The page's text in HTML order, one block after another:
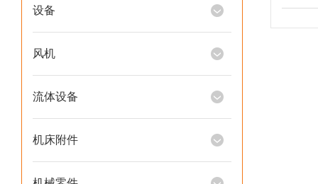
设备
风机
流体设备
机床附件